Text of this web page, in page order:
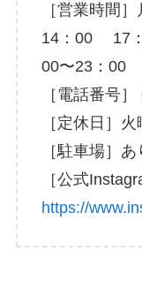
［営業時間
14：00 17
00〜23：00
［電話番号］
［定休日］火
［駐車場］あ
［公式
https://